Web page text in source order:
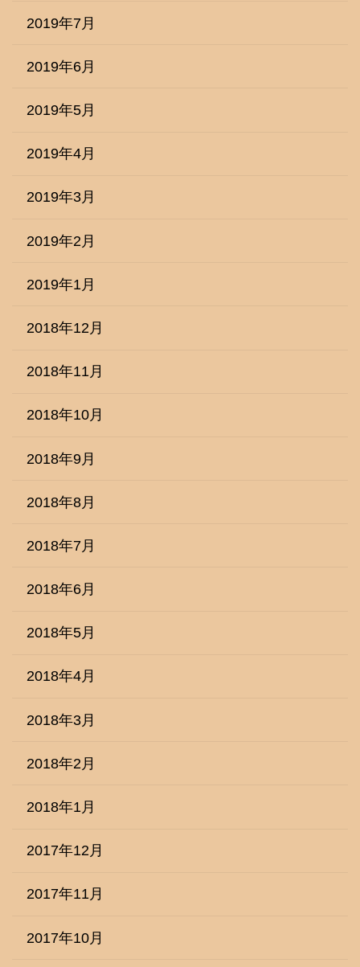
2019年7月
2019年6月
2019年5月
2019年4月
2019年3月
2019年2月
2019年1月
2018年12月
2018年11月
2018年10月
2018年9月
2018年8月
2018年7月
2018年6月
2018年5月
2018年4月
2018年3月
2018年2月
2018年1月
2017年12月
2017年11月
2017年10月